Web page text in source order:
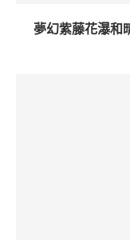
夢幻紫藤花瀑和